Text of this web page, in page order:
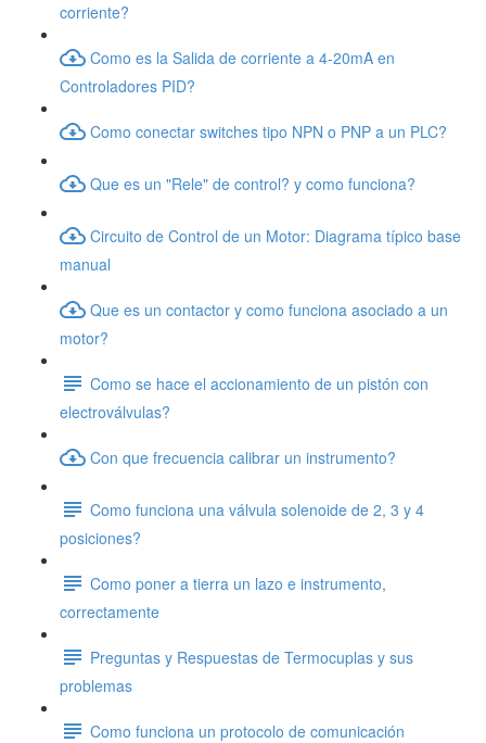
corriente?
Como es la Salida de corriente a 4-20mA en
Controladores PID?
Como conectar switches tipo NPN o PNP a un PLC?
Que es un "Rele" de control? y como funciona?
Circuito de Control de un Motor: Diagrama típico base
manual
Que es un contactor y como funciona asociado a un
motor?
Como se hace el accionamiento de un pistón con
electroválvulas?
Con que frecuencia calibrar un instrumento?
Como funciona una válvula solenoide de 2, 3 y 4
posiciones?
Como poner a tierra un lazo e instrumento,
correctamente
Preguntas y Respuestas de Termocuplas y sus
problemas
Como funciona un protocolo de comunicación